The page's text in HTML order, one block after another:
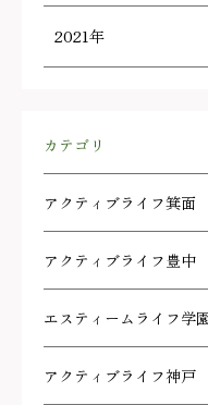
2021年
カテゴリ
アクティブライフ箕面
アクティブライフ豊中
エスティームライフ学
アクティブライフ神戸